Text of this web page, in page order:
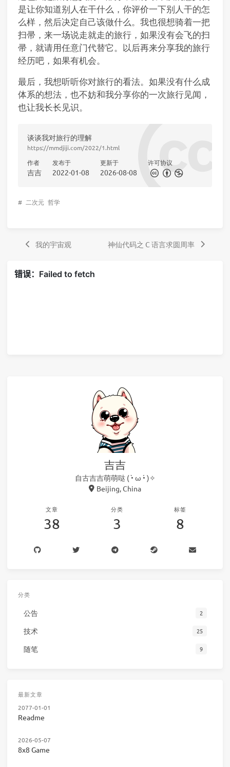
是让你知道别人在干什么，你评价一下别人干的怎
么样，然后决定自己该做什么。我也很想骑着一把
扫帚，来一场说走就走的旅行，如果没有会飞的扫
帚，就请用任意门代替它。以后再来分享我的旅行
经历吧，如果有机会。
最后，我想听听你对旅行的看法。如果没有什么成
体系的想法，也不妨和我分享你的一次旅行见闻，
也让我长长见识。
谈谈我对旅行的理解
https://mmdjiji.com/2022/1.html
作者
吉吉
发布于
2022-01-08
更新于
2026-08-08
许可协议
# 二次元 哲学
我的宇宙观 神仙代码之 C 语言求圆周率
吉吉
自古吉吉萌萌哒 ( •̀ ω •́ )✧
Beijing, China
文章
38
分类
3
标签
8
分类
公告 2
技术 25
随笔 9
最新文章
2077-01-01
Readme
2026-05-07
8x8 Game